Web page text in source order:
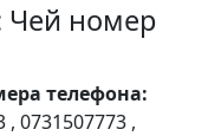
Чей номер
телефона:
, 0731507773 ,